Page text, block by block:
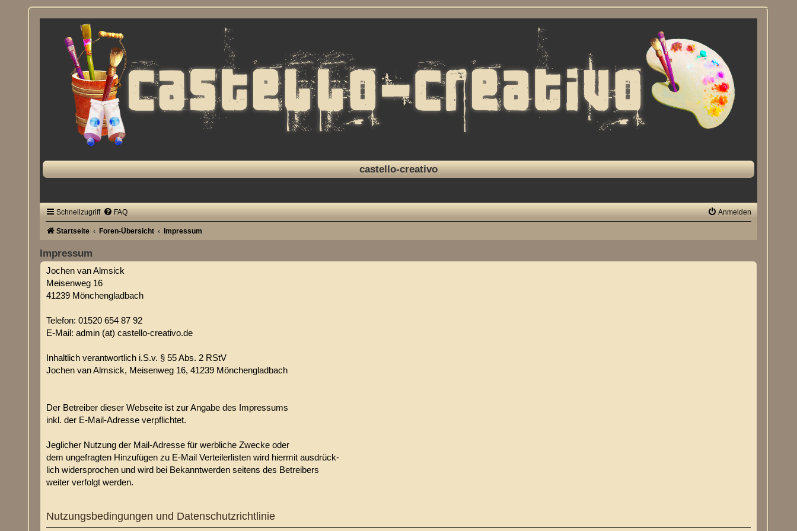
castello-creativo
Schnellzugriff FAQ Anmelden
Startseite Foren-Übersicht Impressum
Impressum
Jochen van Almsick
Meisenweg 16
41239 Mönchengladbach
Telefon: 01520 654 87 92
E-Mail: admin (at) castello-creativo.de
Inhaltlich verantwortlich i.S.v. § 55 Abs. 2 RStV
Jochen van Almsick, Meisenweg 16, 41239 Mönchengladbach
Der Betreiber dieser Webseite ist zur Angabe des Impressums
inkl. der E-Mail-Adresse verpflichtet.
Jeglicher Nutzung der Mail-Adresse für werbliche Zwecke oder
dem ungefragten Hinzufügen zu E-Mail Verteilerlisten wird hiermit ausdrück-
lich widersprochen und wird bei Bekanntwerden seitens des Betreibers
weiter verfolgt werden.
Nutzungsbedingungen und Datenschutzrichtlinie